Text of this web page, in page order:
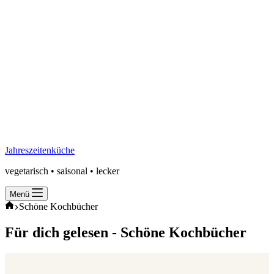
Jahreszeitenküche
vegetarisch • saisonal • lecker
Menü
Start
Schöne Kochbücher
Für dich gelesen - Schöne Kochbücher